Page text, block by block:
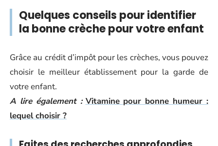
Quelques conseils pour identifier
la bonne crèche pour votre enfant
Grâce au crédit d’impôt pour les crèches, vous pouvez
choisir le meilleur établissement pour la garde de
votre enfant.
A lire également : Vitamine pour bonne humeur :
lequel choisir ?